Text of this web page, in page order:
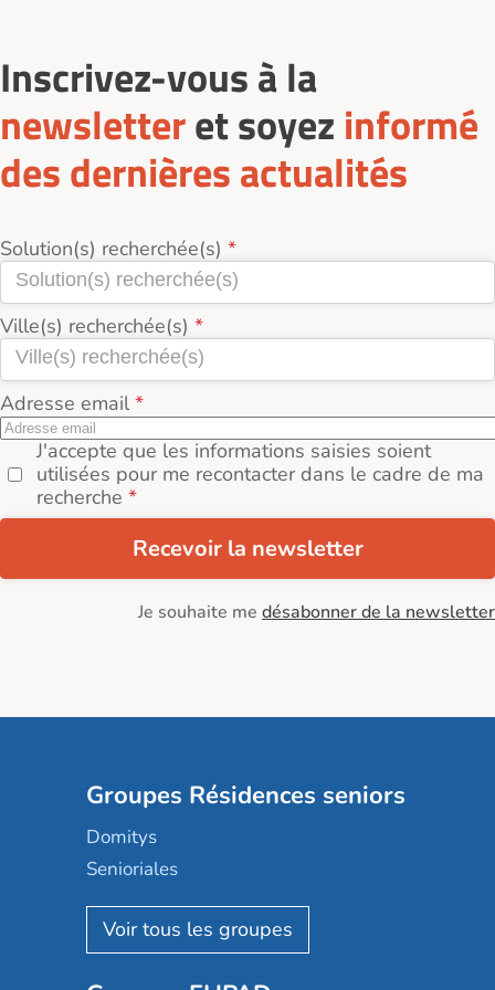
Inscrivez-vous à la
newsletteret soyez informé
des dernières actualités
Solution(s) recherchée(s)
Ville(s) recherchée(s)
Adresse email
J'accepte que les informations saisies soient
utilisées pour me recontacter dans le cadre de ma
recherche
Recevoir la newsletter
Je souhaite me désabonner de la newsletter
Groupes Résidences seniors
Domitys
Senioriales
Nohée
Les Résidentiels